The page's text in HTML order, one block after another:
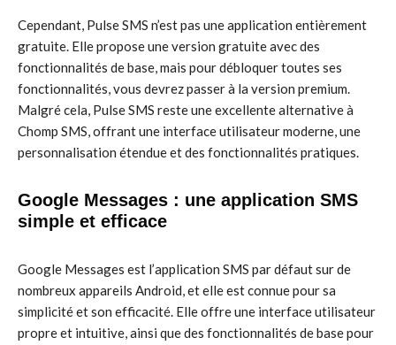
Cependant, Pulse SMS n’est pas une application entièrement
gratuite. Elle propose une version gratuite avec des
fonctionnalités de base, mais pour débloquer toutes ses
fonctionnalités, vous devrez passer à la version premium.
Malgré cela, Pulse SMS reste une excellente alternative à
Chomp SMS, offrant une interface utilisateur moderne, une
personnalisation étendue et des fonctionnalités pratiques.
Google Messages : une application SMS
simple et efficace
Google Messages est l’application SMS par défaut sur de
nombreux appareils Android, et elle est connue pour sa
simplicité et son efficacité. Elle offre une interface utilisateur
propre et intuitive, ainsi que des fonctionnalités de base pour